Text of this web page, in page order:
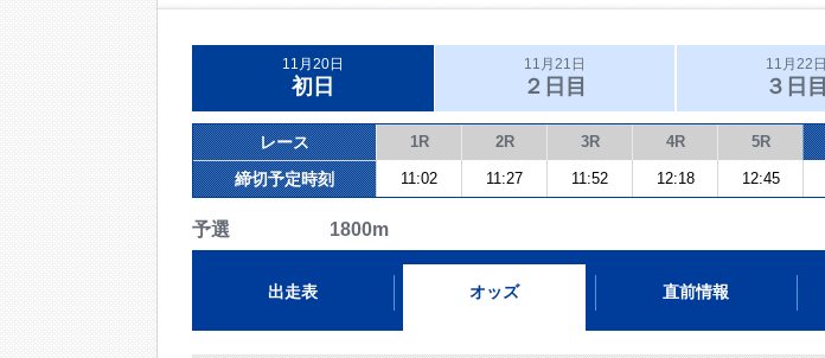
11月20日
初日
11月21日
２日目
11月22日
３日目
レース 1R 2R 3R 4R 5R
締切予定時刻 11:02 11:27 11:52 12:18 12:45
予選 1800m
出走表 オッズ 直前情報